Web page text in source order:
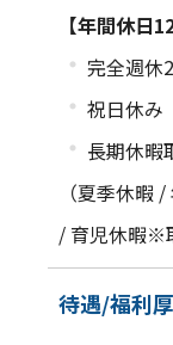
【年間休日
・ 完全週休
・ 祝日休み
・ 長期休暇
（夏季休暇
/ 育児休暇※
待遇/福利